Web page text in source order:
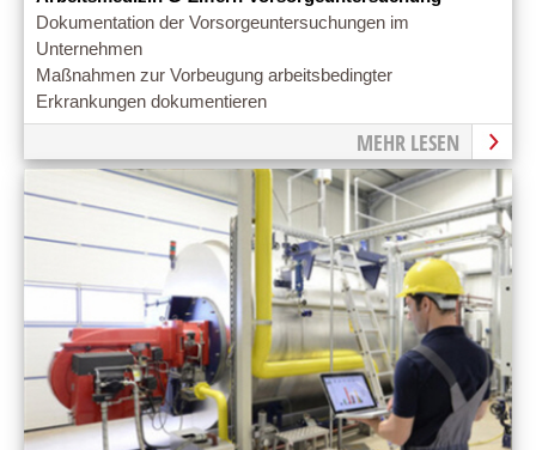
Dokumentation der Vorsorgeuntersuchungen im
Unternehmen
Maßnahmen zur Vorbeugung arbeitsbedingter
Erkrankungen dokumentieren
MEHR LESEN